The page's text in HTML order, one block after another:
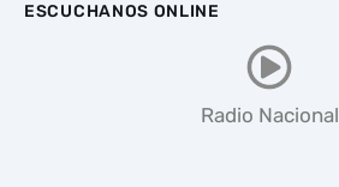
ESCUCHANOS ONLINE
Radio Nacional